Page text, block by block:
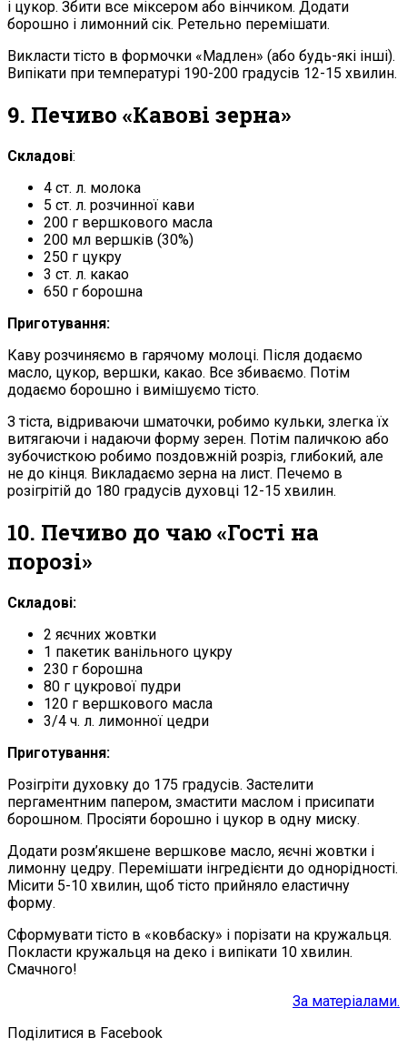
і цукор. Збити все міксером або вінчиком. Додати
борошно і лимонний сік. Ретельно перемішати.
Викласти тісто в формочки «Мадлен» (або будь-які інші).
Випікати при температурі 190-200 градусів 12-15 хвилин.
9. Печиво «Кавові зерна»
Складові:
4 ст. л. молока
5 ст. л. розчинної кави
200 г вершкового масла
200 мл вершків (30%)
250 г цукру
3 ст. л. какао
650 г борошна
Приготування:
Каву розчиняємо в гарячому молоці. Після додаємо
масло, цукор, вершки, какао. Все збиваємо. Потім
додаємо борошно і вимішуємо тісто.
З тіста, відриваючи шматочки, робимо кульки, злегка їх
витягаючи і надаючи форму зерен. Потім паличкою або
зубочисткою робимо поздовжній розріз, глибокий, але
не до кінця. Викладаємо зерна на лист. Печемо в
розігрітій до 180 градусів духовці 12-15 хвилин.
10. Печиво до чаю «Гості на
порозі»
Складові:
2 яєчних жовтки
1 пакетик ванільного цукру
230 г борошна
80 г цукрової пудри
120 г вершкового масла
3/4 ч. л. лимонної цедри
Приготування:
Розігріти духовку до 175 градусів. Застелити
пергаментним папером, змастити маслом і присипати
борошном. Просіяти борошно і цукор в одну миску.
Додати розм’якшене вершкове масло, яєчні жовтки і
лимонну цедру. Перемішати інгредієнти до однорідності.
Місити 5-10 хвилин, щоб тісто прийняло еластичну
форму.
Сформувати тісто в «ковбаску» і порізати на кружальця.
Покласти кружальця на деко і випікати 10 хвилин.
Смачного!
За матеріалами.
Поділитися в Facebook